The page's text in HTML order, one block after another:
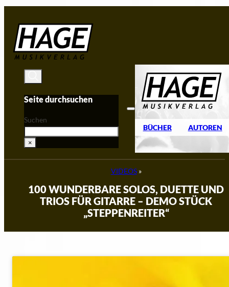
Seite durchsuchen
Suchen
×
BÜCHER AUTOREN
VIDEOS»
100 WUNDERBARE SOLOS, DUETTE UND
TRIOS FÜR GITARRE – DEMO STÜCK
„STEPPENREITER“